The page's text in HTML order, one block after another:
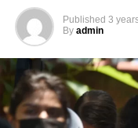
Published 3
By admin